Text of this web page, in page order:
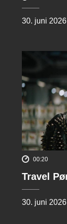
30. juni 2026
00:20
Travel
30. juni 2026